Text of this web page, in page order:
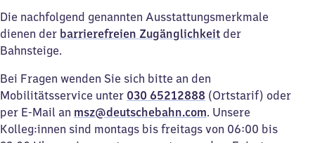
Die nachfolgend genannten Ausstattungsmerkmale
dienen der barrierefreien Zugänglichkeit der
Bahnsteige.
Bei Fragen wenden Sie sich bitte an den
Mobilitätsservice unter 030 65212888 (Ortstarif) oder
per E-Mail an msz@deutschebahn.com. Unsere
Kolleg:innen sind montags bis freitags von 06:00 bis